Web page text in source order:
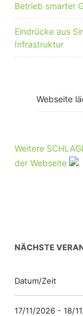
Betrieb smarter
Eindrücke aus
Infrastruktur
Webseite
Weitere
der Webseite
NÄCHSTE
Datum/Zeit
17/11/2026 - 18/